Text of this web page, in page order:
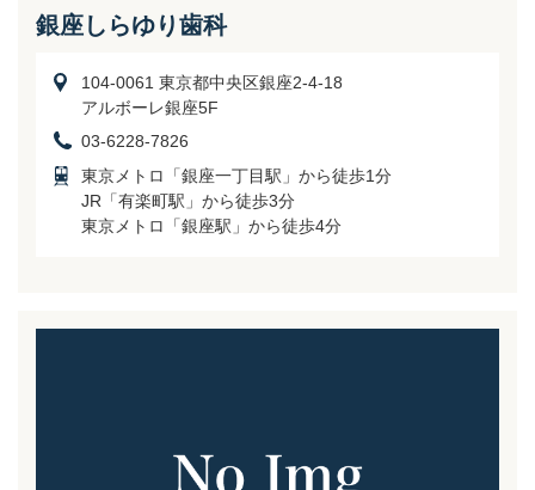
銀座しらゆり歯科
104-0061 東京都中央区銀座2-4-18
アルボーレ銀座5F
03-6228-7826
東京メトロ「銀座一丁目駅」から徒歩1分
JR「有楽町駅」から徒歩3分
東京メトロ「銀座駅」から徒歩4分